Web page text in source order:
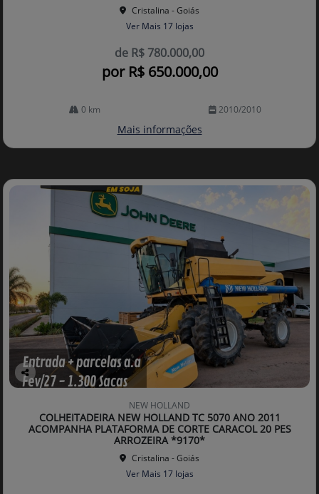
Cristalina - Goiás
Ver Mais 17 lojas
de R$ 780.000,00
por R$ 650.000,00
0 km 2010/2010
Mais informações
Co
lhe
NEW HOLLAND
COLHEITADEIRA NEW HOLLAND TC 5070 ANO 2011
ACOMPANHA PLATAFORMA DE CORTE CARACOL 20 PES
ARROZEIRA *9170*
Cristalina - Goiás
Ver Mais 17 lojas